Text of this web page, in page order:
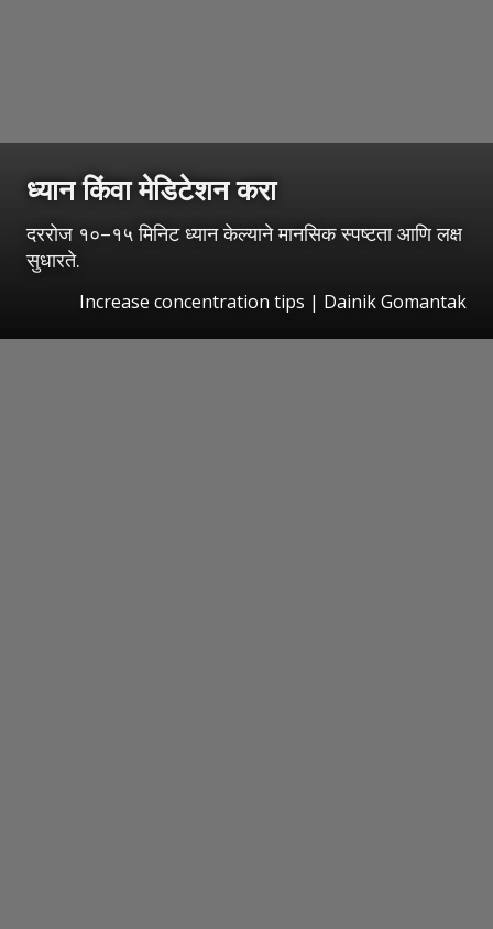
ध्यान किंवा मेडिटेशन करा
दररोज १०–१५ मिनिट ध्यान केल्याने मानसिक स्पष्टता आणि लक्ष
सुधारते.
Increase concentration tips | Dainik Gomantak